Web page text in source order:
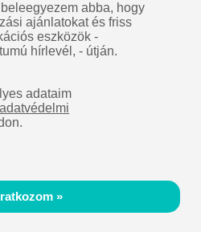
abba, hogy
ajánlatokat és friss
eszközök -
hírlevél, - útján.
adataim
»